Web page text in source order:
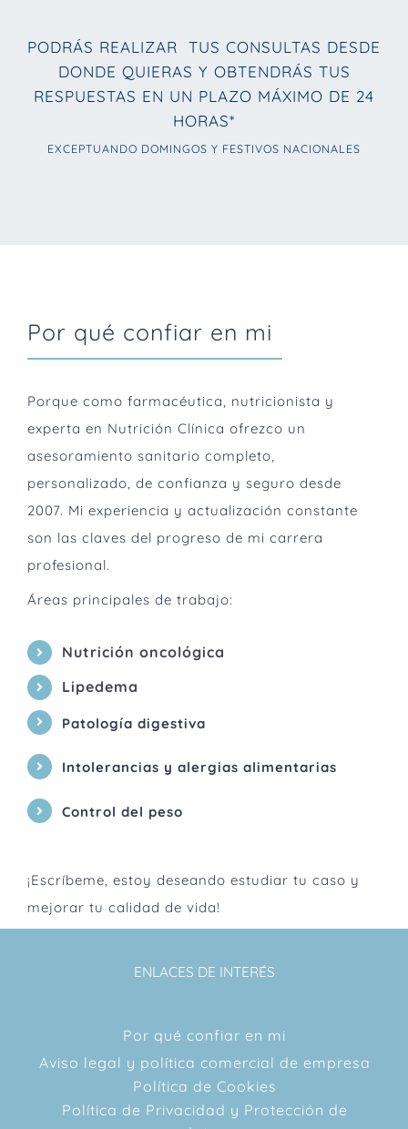
PODRÁS REALIZAR TUS CONSULTAS DESDE
DONDE QUIERAS Y OBTENDRÁS TUS
RESPUESTAS EN UN PLAZO MÁXIMO DE 24
HORAS*
EXCEPTUANDO DOMINGOS Y FESTIVOS NACIONALES
Por qué confiar en mi
Porque como farmacéutica, nutricionista y
experta en Nutrición Clínica ofrezco un
asesoramiento sanitario completo,
personalizado, de confianza y seguro desde
2007. Mi experiencia y actualización constante
son las claves del progreso de mi carrera
profesional.
Áreas principales de trabajo:
Nutrición oncológica
Lipedema
Patología digestiva
Intolerancias y alergias alimentarias
Control del peso
¡Escríbeme, estoy deseando estudiar tu caso y
mejorar tu calidad de vida!
ENLACES DE INTERÉS
Por qué confiar en mi
Aviso legal y política comercial de empresa
Política de Cookies
Política de Privacidad y Protección de